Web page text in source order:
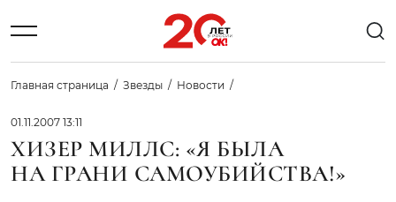
Главная страница Звезды Новости
01.11.2007 13:11
ХИЗЕР МИЛЛС: «Я БЫЛА
НА ГРАНИ САМОУБИЙСТВА!»